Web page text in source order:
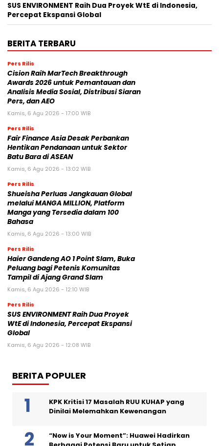
SUS ENVIRONMENT Raih Dua Proyek WtE di Indonesia,
Percepat Ekspansi Global
BERITA TERBARU
Pers Rilis
Cision Raih MarTech Breakthrough
Awards 2026 untuk Pemantauan dan
Analisis Media Sosial, Distribusi Siaran
Pers, dan AEO
Kamis, 6 Agu 2026 - 17:00 WIB
Pers Rilis
Fair Finance Asia Desak Perbankan
Hentikan Pendanaan untuk Sektor
Batu Bara di ASEAN
Kamis, 6 Agu 2026 - 13:02 WIB
Pers Rilis
Shueisha Perluas Jangkauan Global
melalui MANGA MILLION, Platform
Manga yang Tersedia dalam 100
Bahasa
Kamis, 6 Agu 2026 - 13:00 WIB
Pers Rilis
Haier Gandeng AO 1 Point Slam, Buka
Peluang bagi Petenis Komunitas
Tampil di Ajang Grand Slam
Kamis, 6 Agu 2026 - 12:10 WIB
Pers Rilis
SUS ENVIRONMENT Raih Dua Proyek
WtE di Indonesia, Percepat Ekspansi
Global
Kamis, 6 Agu 2026 - 12:08 WIB
BERITA POPULER
KPK Kritisi 17 Masalah RUU KUHAP yang
Dinilai Melemahkan Kewenangan
“Now is Your Moment”: Huawei Hadirkan